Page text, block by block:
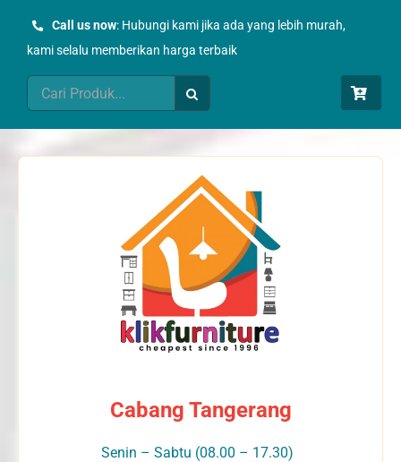
Call us now: Hubungi kami jika ada yang lebih murah,
kami selalu memberikan harga terbaik
Search
for:
Cabang Tangerang
Senin – Sabtu (08.00 – 17.30)